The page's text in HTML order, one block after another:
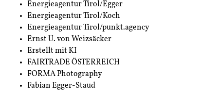
Energieagentur Tirol/Egger
Energieagentur Tirol/Koch
Energieagentur Tirol/punkt.agency
Ernst U. von Weizsäcker
Erstellt mit KI
FAIRTRADE ÖSTERREICH
FORMA Photography
Fabian Egger-Staud